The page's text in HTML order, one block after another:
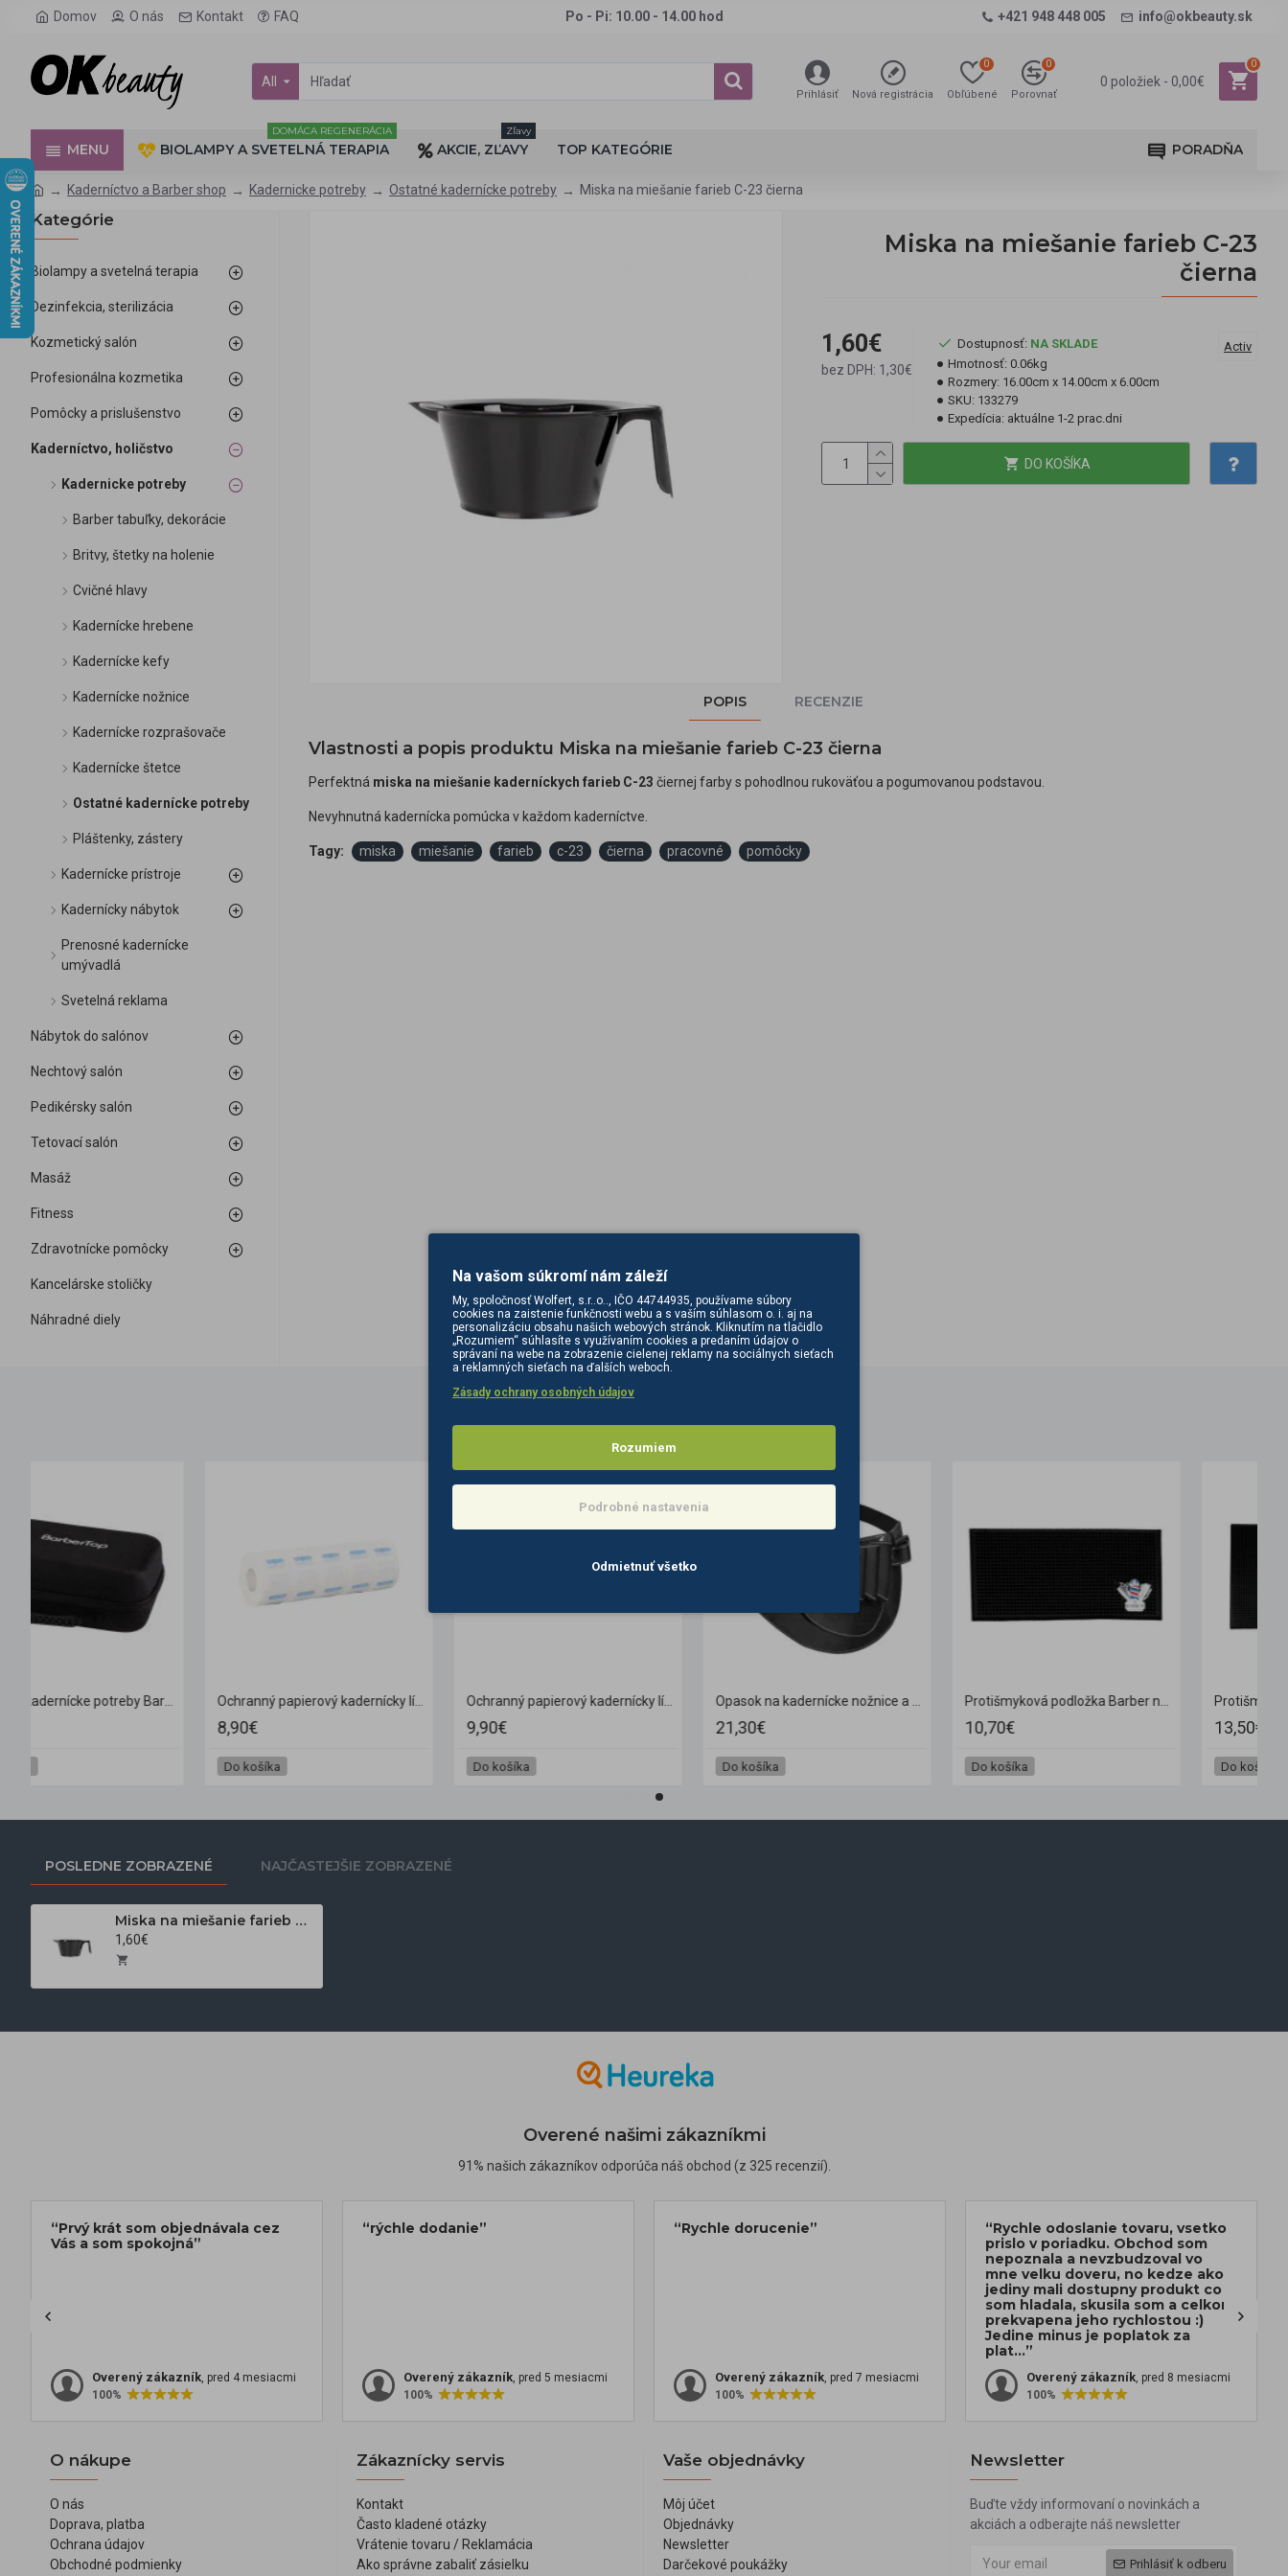
Domov O nás Kontakt FAQ Po - Pi: 10.00 - 14.00 hod +421 948 448 005 info@okbeauty.sk
All
Prihlásiť Nová registrácia Obľúbené
0
Porovnať
0
0 položiek - 0,00€
0
MENU BIOLAMPY A SVETELNÁ TERAPIA
DOMÁCA REGENERÁCIA
AKCIE, ZĽAVY
Zľavy
TOP KATEGÓRIE PORADŇA
Kaderníctvo a Barber shop Kadernicke potreby Ostatné kadernícke potreby Miska na miešanie farieb C-23 čierna
Kategórie
Biolampy a svetelná terapia
Dezinfekcia, sterilizácia
Kozmetický salón
Profesionálna kozmetika
Pomôcky a prislušenstvo
Kaderníctvo, holičstvo
Kadernicke potreby
Barber tabuľky, dekorácie
Britvy, štetky na holenie
Cvičné hlavy
Kadernícke hrebene
Kadernícke kefy
Kadernícke nožnice
Kadernícke rozprašovače
Kadernícke štetce
Ostatné kadernícke potreby
Pláštenky, zástery
Kadernícke prístroje
Kadernícky nábytok
Prenosné kadernícke
umývadlá
Svetelná reklama
Nábytok do salónov
Nechtový salón
Pedikérsky salón
Tetovací salón
Masáž
Fitness
Zdravotnícke pomôcky
Kancelárske stoličky
Náhradné diely
Miska na miešanie farieb C-23
čierna
1,60€
bez DPH: 1,30€
Dostupnosť: NA SKLADE
Hmotnosť: 0.06kg
Rozmery: 16.00cm x 14.00cm x 6.00cm
SKU: 133279
Expedícia: aktuálne 1-2 prac.dni
Activ
DO KOŠÍKA
POPIS RECENZIE
Vlastnosti a popis produktu Miska na miešanie farieb C-23 čierna
Perfektná miska na miešanie kaderníckych farieb C-23 čiernej farby s pohodlnou rukoväťou a pogumovanou podstavou.
Nevyhnutná kadernícka pomúcka v každom kaderníctve.
Tagy: miska miešanie farieb c-23 čierna pracovné pomôcky
PODOBNÉ PRODUKTY SÚVISIACE PRODUKTY
Ochranný papierový kadernícky límec 5 ks biely Ochranný papierový kadernícky límec 5 ks čierny Opasok na kadernícke nožnice a hrebene T10 čierny Protišmyková podložka Barber na barberske pomôcky malá Protišmyková podložka Barber na barberske pomôcky stredná
POSLEDNE ZOBRAZENÉ NAJČASTEJŠIE ZOBRAZENÉ
Miska na miešanie farieb C-23 čierna
1,60€
Overené našimi zákazníkmi
91% našich zákazníkov odporúča náš obchod (z 325 recenzií).
“Prvý krát som objednávala cez
Vás a som spokojná”
Overený zákazník, pred 4 mesiacmi
100%
“rýchle dodanie”
Overený zákazník, pred 5 mesiacmi
100%
“Rychle dorucenie”
Overený zákazník, pred 7 mesiacmi
100%
“Rychle odoslanie tovaru, vsetko
prislo v poriadku. Obchod som
nepoznala a nevzbudzoval vo
mne velku doveru, no kedze ako
jediny mali dostupny produkt co
som hladala, skusila som a celkom
prekvapena jeho rychlostou :)
Jedine minus je poplatok za
plat...”
Overený zákazník, pred 8 mesiacmi
100%
O nákupe
O nás
Doprava, platba
Ochrana údajov
Obchodné podmienky
Zákaznícky servis
Kontakt
Často kladené otázky
Vrátenie tovaru / Reklamácia
Ako správne zabaliť zásielku
Vaše objednávky
Môj účet
Objednávky
Newsletter
Darčekové poukážky
Newsletter
Buďte vždy informovaní o novinkách a
akciách a odberajte náš newsletter
Prihlásiť k odberu
Na vašom súkromí nám záleží
My, spoločnosť Wolfert, s.r..o.., IČO 44744935, používame súbory
cookies na zaistenie funkčnosti webu a s vaším súhlasom o. i. aj na
personalizáciu obsahu našich webových stránok. Kliknutím na tlačidlo
„Rozumiem“ súhlasíte s využívaním cookies a predaním údajov o
správaní na webe na zobrazenie cielenej reklamy na sociálnych sieťach
a reklamných sieťach na ďalších weboch.
Zásady ochrany osobných údajov
Rozumiem
Podrobné nastavenia
Odmietnuť všetko